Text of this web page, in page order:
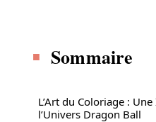
Sommaire
L’Art du Coloriage :
l’Univers Dragon Ball